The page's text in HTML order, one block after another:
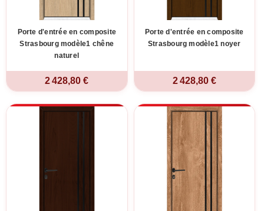
Porte d'entrée en composite
Strasbourg modèle1 chêne
naturel
2 428,80 €
Porte d'entrée en composite
Strasbourg modèle1 noyer
2 428,80 €